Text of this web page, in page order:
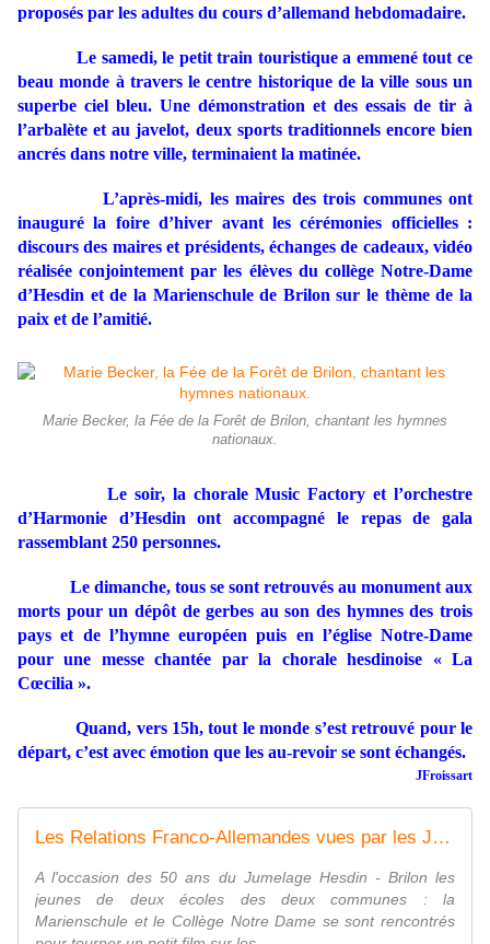
proposés par les adultes du cours d’allemand hebdomadaire.
Le samedi, le petit train touristique a emmené tout ce
beau monde à travers le centre historique de la ville sous un
superbe ciel bleu. Une démonstration et des essais de tir à
l’arbalète et au javelot, deux sports traditionnels encore bien
ancrés dans notre ville, terminaient la matinée.
L’après-midi, les maires des trois communes ont
inauguré la foire d’hiver avant les cérémonies officielles :
discours des maires et présidents, échanges de cadeaux, vidéo
réalisée conjointement par les élèves du collège Notre-Dame
d’Hesdin et de la Marienschule de Brilon sur le thème de la
paix et de l’amitié.
Marie Becker, la Fée de la Forêt de Brilon, chantant les hymnes
nationaux.
Le soir, la chorale Music Factory et l’orchestre
d’Harmonie d’Hesdin ont accompagné le repas de gala
rassemblant 250 personnes.
Le dimanche, tous se sont retrouvés au monument aux
morts pour un dépôt de gerbes au son des hymnes des trois
pays et de l’hymne européen puis en l’église Notre-Dame
pour une messe chantée par la chorale hesdinoise « La
Cœcilia ».
Quand, vers 15h, tout le monde s’est retrouvé pour le
départ, c’est avec émotion que les au-revoir se sont échangés.
JFroissart
Les Relations Franco-Allemandes vues par les Jeunes de la Marienschule Brilon et du Collège Notre-Dame d'Hesdin - URAFA NORD-EST POUR L' EUROPE
A l'occasion des 50 ans du Jumelage Hesdin - Brilon les
jeunes de deux écoles des deux communes : la
Marienschule et le Collège Notre Dame se sont rencontrés